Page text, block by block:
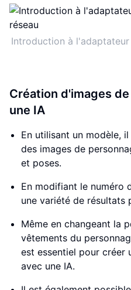
Introduction à
Création d'images
une IA
En utilisant un modèle,
des images de
et poses.
En modifiant le numéro
une variété de résultats
Même en changeant la
vêtements du
est essentiel pour créer
avec une IA.